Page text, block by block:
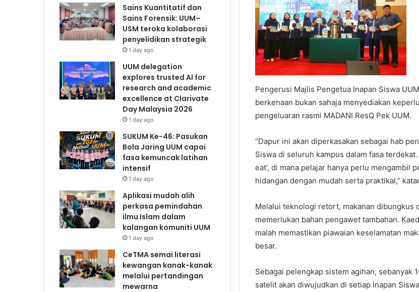
Pengerusi Majlis Pengetua Inapan Siswa
berkenaan bukan sahaja menyediakan
pengeluaran rasmi MADANI ResQ Pek UUM.
“Dapur ini akan diperkasakan sebagai hab
Siswa di seluruh kampus dalam fasa
eat’, di mana pelajar hanya perlu mengambil
hidangan dengan mudah serta praktikal,”
Melalui teknologi retort, makanan dibungkus
memerlukan bahan pengawet tambahan.
malah memastikan piawaian keselamatan
besar.
Sebagai pelengkap sistem agihan, sebanyak
satelit akan diwujudkan di setiap Inapan
Sains Kuantitatif dan
Sains Forensik: UUM–
USM teroka kolaborasi
penyelidikan strategik
1 day ago
UUM delegation
explores trusted AI for
research and academic
excellence at Clarivate
Day Malaysia 2026
1 day ago
SUKUM Ke-46: Pasukan
Bola Jaring UUM capai
fasa kemuncak latihan
intensif
1 day ago
Aplikasi mudah alih
perkasa pemindahan
ilmu Islam dalam
kalangan komuniti UUM
1 day ago
CeTMA semai literasi
kewangan kanak-kanak
melalui pertandingan
mewarna